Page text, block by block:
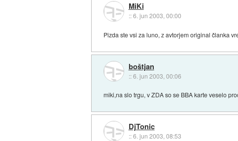
MiKi
::6. jun 2003, 00:00
Pizda ste vsi za luno, z avtorjem original članka
boštjan
::6. jun 2003, 00:06
miki,na slo trgu, v ZDA so se BBA karte veselo
DjTonic
::6. jun 2003, 08:53